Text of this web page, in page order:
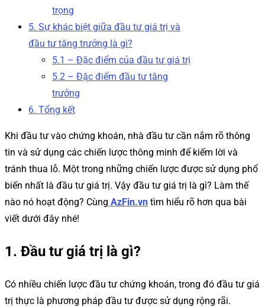
trọng
5. Sự khác biệt giữa đầu tư giá trị và
đầu tư tăng trưởng là gì?
5.1 – Đặc điểm của đầu tư giá trị
5.2 – Đặc điểm đầu tư tăng
trưởng
6. Tổng kết
Khi đầu tư vào chứng khoán, nhà đầu tư cần nắm rõ thông
tin và sử dụng các chiến lược thông minh để kiếm lời và
tránh thua lỗ. Một trong những chiến lược được sử dụng phổ
biến nhất là đầu tư giá trị. Vậy đầu tư giá trị là gì? Làm thế
nào nó hoạt động? Cùng AzFin.vn tìm hiểu rõ hơn qua bài
viết dưới đây nhé!
1. Đầu tư giá trị là gì?
Có nhiều chiến lược đầu tư chứng khoán, trong đó đầu tư giá
trị thực là phương pháp đầu tư được sử dụng rộng rãi.